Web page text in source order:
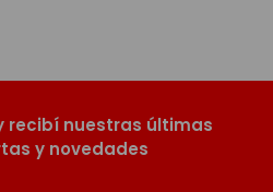
recibí nuestras últimas
y novedades